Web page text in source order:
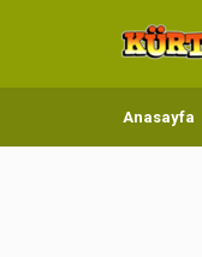
Anasayfa